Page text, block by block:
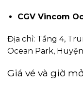
CGV Vincom
Địa chỉ: Tầng 4,
Ocean Park,
Giá vé và giờ